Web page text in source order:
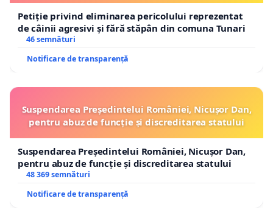
Petiție privind eliminarea pericolului reprezentat
de câinii agresivi și fără stăpân din comuna Tunari
46 semnături
Notificare de transparență
Suspendarea Președintelui României, Nicușor Dan,
pentru abuz de funcție și discreditarea statului
Suspendarea Președintelui României, Nicușor Dan,
pentru abuz de funcție și discreditarea statului
48 369 semnături
Notificare de transparență